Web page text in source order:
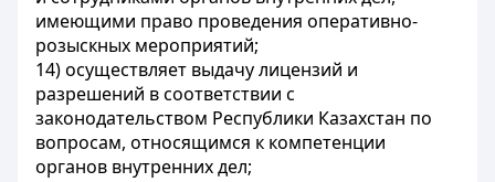
имеющими право проведения оперативно-
розыскных мероприятий;
14) осуществляет выдачу лицензий и
разрешений в соответствии с
законодательством Республики Казахстан по
вопросам, относящимся к компетенции
органов внутренних дел;